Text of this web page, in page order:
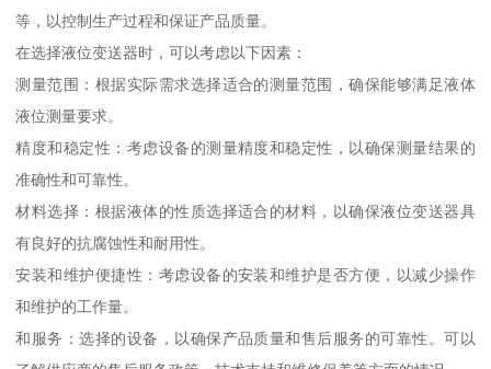
等，以控制生产过程和保证产品质量。
在选择液位变送器时，可以考虑以下因素：
测量范围：根据实际需求选择适合的测量范围，确保能够满足液体
液位测量要求。
精度和稳定性：考虑设备的测量精度和稳定性，以确保测量结果的
准确性和可靠性。
材料选择：根据液体的性质选择适合的材料，以确保液位变送器具
有良好的抗腐蚀性和耐用性。
安装和维护便捷性：考虑设备的安装和维护是否方便，以减少操作
和维护的工作量。
和服务：选择的设备，以确保产品质量和售后服务的可靠性。可以